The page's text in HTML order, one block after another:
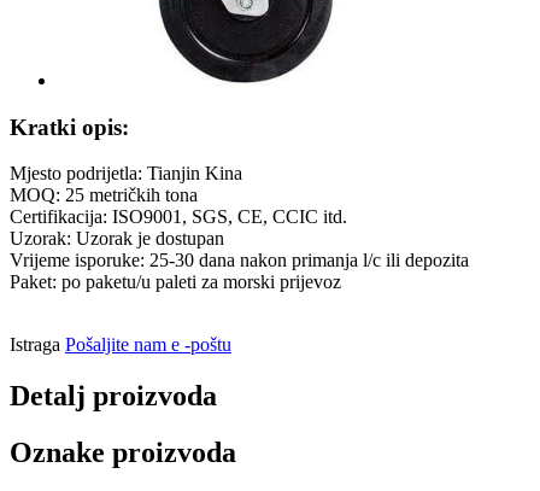
Kratki opis:
Mjesto podrijetla: Tianjin Kina
MOQ: 25 metričkih tona
Certifikacija: ISO9001, SGS, CE, CCIC itd.
Uzorak: Uzorak je dostupan
Vrijeme isporuke: 25-30 dana nakon primanja l/c ili depozita
Paket: po paketu/u paleti za morski prijevoz
Istraga Pošaljite nam e -poštu
Detalj proizvoda
Oznake proizvoda